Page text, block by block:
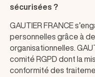
sécurisées ?
GAUTIER FRANCE
personnelles grâce à
organisationnelles.
comité RGPD dont la
conformité des